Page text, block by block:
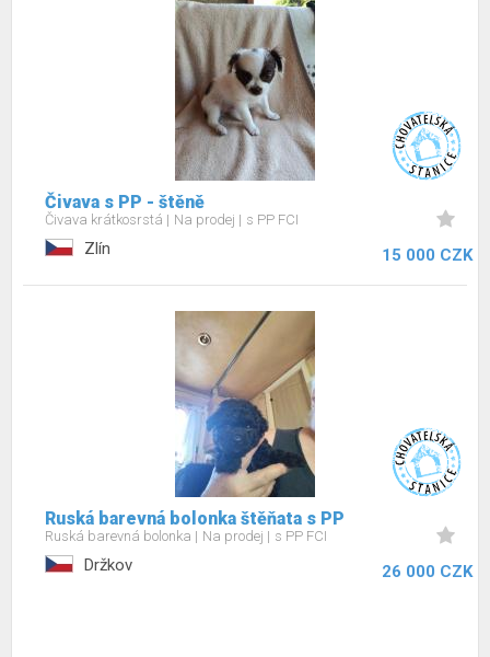
Čivava s PP - štěně
Čivava krátkosrstá Na prodej s PP FCI
Zlín 15 000 CZK
Ruská barevná bolonka štěňata s PP
Ruská barevná bolonka Na prodej s PP FCI
Držkov 26 000 CZK